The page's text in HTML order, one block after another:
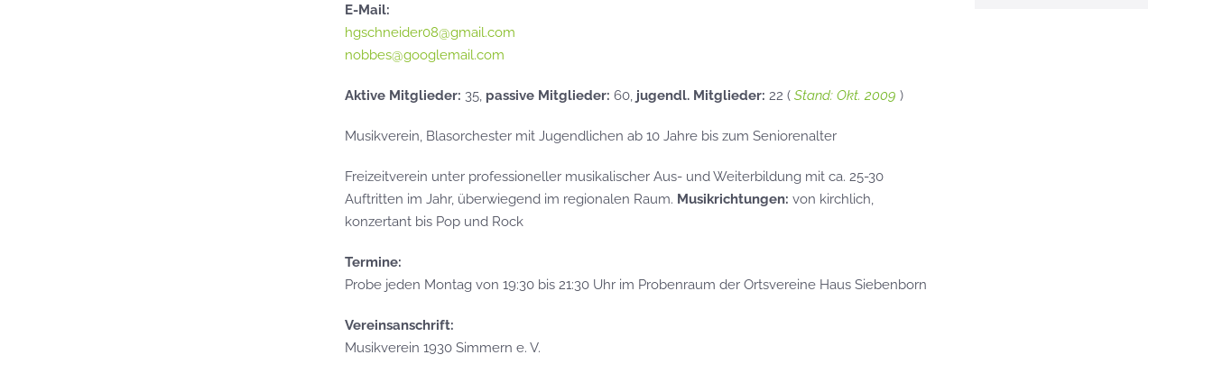
E-Mail:
hgschneider08@gmail.com
nobbes@googlemail.com
Aktive Mitglieder: 35, passive Mitglieder: 60, jugendl. Mitglieder: 22 ( Stand: Okt. 2009 )
Musikverein, Blasorchester mit Jugendlichen ab 10 Jahre bis zum Seniorenalter
Freizeitverein unter professioneller musikalischer Aus- und Weiterbildung mit ca. 25-30
Auftritten im Jahr, überwiegend im regionalen Raum. Musikrichtungen: von kirchlich,
konzertant bis Pop und Rock
Termine:
Probe jeden Montag von 19:30 bis 21:30 Uhr im Probenraum der Ortsvereine Haus Siebenborn
Vereinsanschrift:
Musikverein 1930 Simmern e. V.